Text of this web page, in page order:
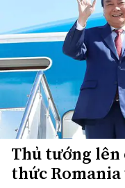
Thủ tướng
thức Romania